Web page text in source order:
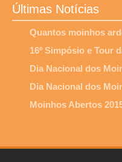
Últimas Notícias
Quantos moinhos
16º Simpósio e Tour
Dia Nacional dos
Dia Nacional dos
Moinhos Abertos